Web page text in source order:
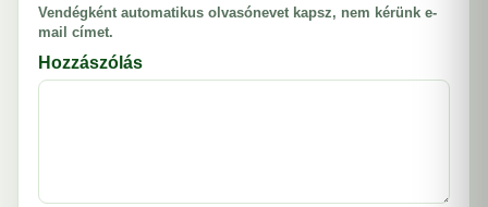
Vendégként automatikus olvasónevet kapsz, nem kérünk e-
mail címet.
Hozzászólás